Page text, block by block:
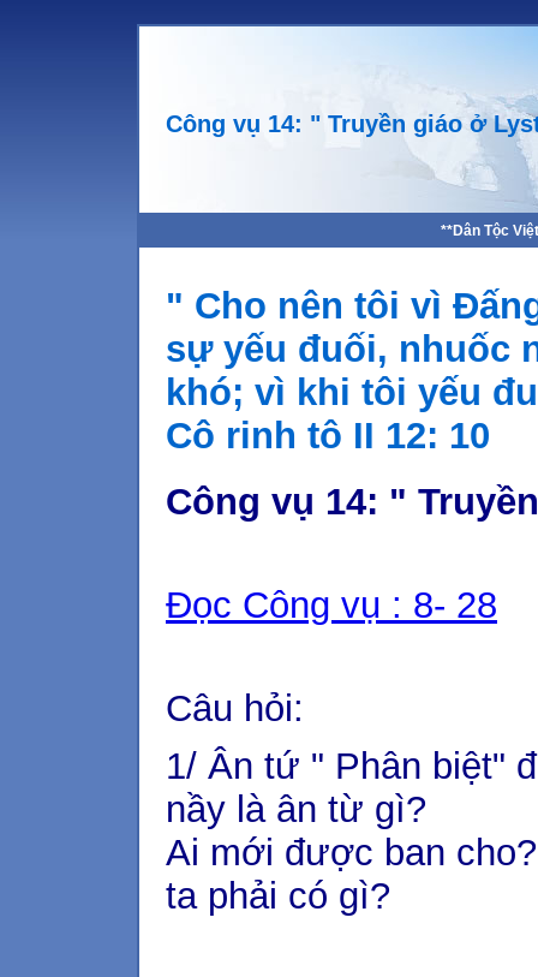
Công vụ 14: " Truyền giáo ở
**Dân Tộc Việt
" Cho nên tôi vì
sự yếu đuối, nhuốc
khó; vì khi tôi yếu
Cô rinh tô II 12: 10
Công vụ 14: "
Đọc Công vụ : 8- 28
Câu hỏi:
1/ Ân tứ " Phân biệt"
nầy là ân từ gì?
Ai mới được ban
ta phải có gì?